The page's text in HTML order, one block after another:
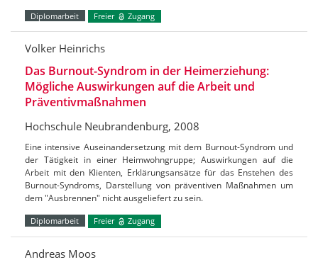
Diplomarbeit Freier Zugang
Volker Heinrichs
Das Burnout-Syndrom in der Heimerziehung:
Mögliche Auswirkungen auf die Arbeit und
Präventivmaßnahmen
Hochschule Neubrandenburg, 2008
Eine intensive Auseinandersetzung mit dem Burnout-Syndrom und
der Tätigkeit in einer Heimwohngruppe; Auswirkungen auf die
Arbeit mit den Klienten, Erklärungsansätze für das Enstehen des
Burnout-Syndroms, Darstellung von präventiven Maßnahmen um
dem "Ausbrennen" nicht ausgeliefert zu sein.
Diplomarbeit Freier Zugang
Andreas Moos